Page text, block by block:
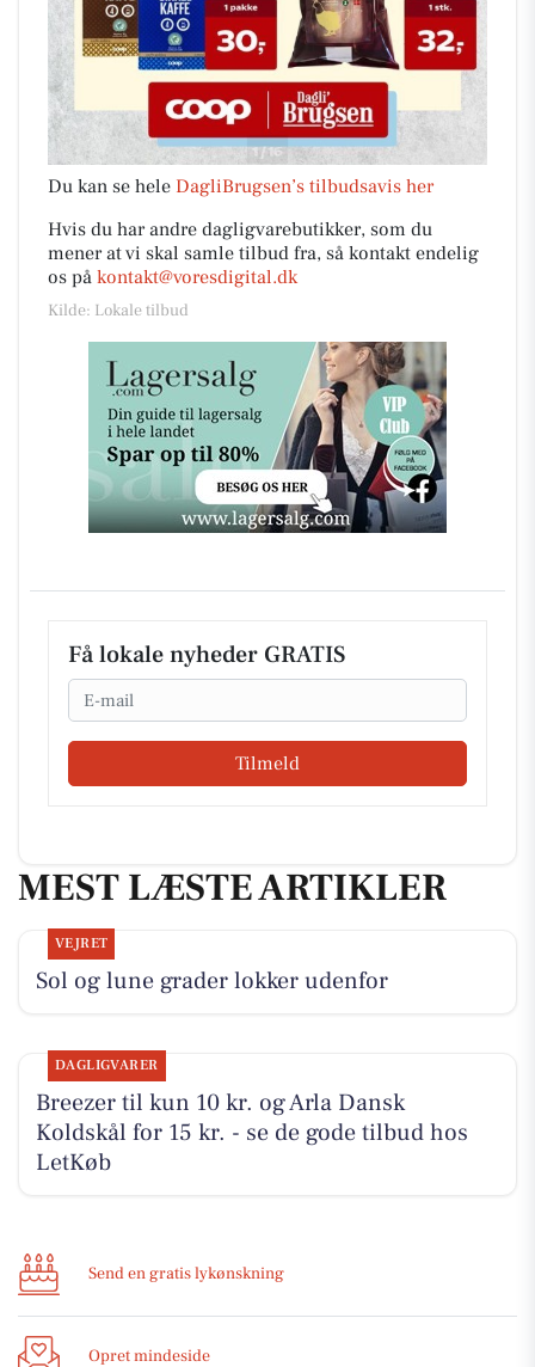
Du kan se hele DagliBrugsen’s tilbudsavis her
Hvis du har andre dagligvarebutikker, som du
mener at vi skal samle tilbud fra, så kontakt endelig
os på kontakt@voresdigital.dk
Kilde: Lokale tilbud
Få lokale nyheder GRATIS
Email
Tilmeld
MEST LÆSTE ARTIKLER
VEJRET
Sol og lune grader lokker udenfor
DAGLIGVARER
Breezer til kun 10 kr. og Arla Dansk
Koldskål for 15 kr. - se de gode tilbud hos
LetKøb
Send en gratis lykønskning
Opret mindeside